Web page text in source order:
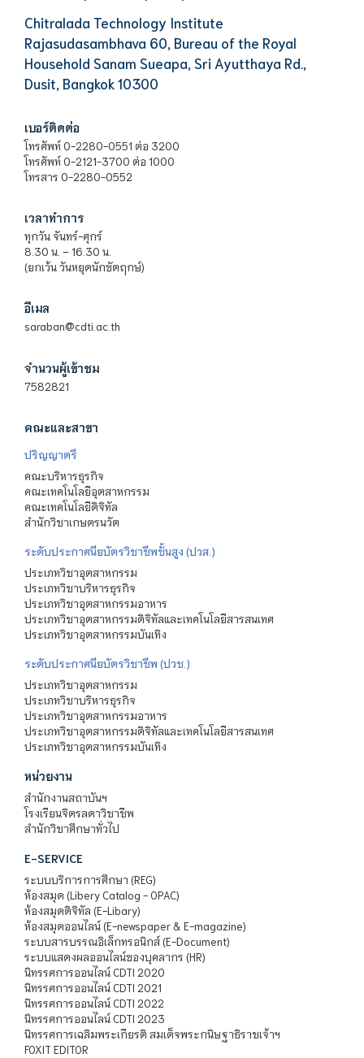
Chitralada Technology Institute
Rajasudasambhava 60, Bureau of the Royal
Household Sanam Sueapa, Sri Ayutthaya Rd.,
Dusit, Bangkok 10300
เบอร์ติดต่อ
โทรศัพท์ 0-2280-0551 ต่อ 3200
โทรศัพท์ 0-2121-3700 ต่อ 1000
โทรสาร 0-2280-0552
เวลาทำการ
ทุกวัน จันทร์-ศุกร์
8.30 น. – 16.30 น.
(ยกเว้น วันหยุดนักขัตฤกษ์)
อีเมล
saraban@cdti.ac.th
จำนวนผู้เข้าชม
7582821
คณะและสาขา
ปริญญาตรี
คณะบริหารธุรกิจ
คณะเทคโนโลยีอุตสาหกรรม
คณะเทคโนโลยีดิจิทัล
สำนักวิชาเกษตรนวัต
ระดับประกาศนียบัตรวิชาชีพชั้นสูง (ปวส.)
ประเภทวิชาอุตสาหกรรม
ประเภทวิชาบริหารธุรกิจ
ประเภทวิชาอุตสาหกรรมอาหาร
ประเภทวิชาอุตสาหกรรมดิจิทัลและเทคโนโลยีสารสนเทศ
ประเภทวิชาอุตสาหกรรมบันเทิง
ระดับประกาศนียบัตรวิชาชีพ (ปวช.)
ประเภทวิชาอุตสาหกรรม
ประเภทวิชาบริหารธุรกิจ
ประเภทวิชาอุตสาหกรรมอาหาร
ประเภทวิชาอุตสาหกรรมดิจิทัลและเทคโนโลยีสารสนเทศ
ประเภทวิชาอุตสาหกรรมบันเทิง
หน่วยงาน
สำนักงานสถาบันฯ
โรงเรียนจิตรลดาวิชาชีพ
สำนักวิชาศึกษาทั่วไป
E-SERVICE
ระบบบริการการศึกษา (REG)
ห้องสมุด (Libery Catalog - OPAC)
ห้องสมุดดิจิทัล (E-Libary)
ห้องสมุดออนไลน์ (E-newspaper & E-magazine)
ระบบสารบรรณอิเล็กทรอนิกส์ (E-Document)
ระบบแสดงผลออนไลน์ของบุคลากร (HR)
นิทรรศการออนไลน์ CDTI 2020
นิทรรศการออนไลน์ CDTI 2021
นิทรรศการออนไลน์ CDTI 2022
นิทรรศการออนไลน์ CDTI 2023
นิทรรศการเฉลิมพระเกียรติ สมเด็จพระกนิษฐาธิราชเจ้าฯ
FOXIT EDITOR